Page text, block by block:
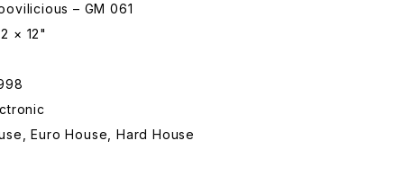
– GM 061
2 × 12"
Euro House, Hard House